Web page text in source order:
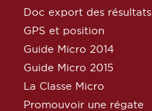
Doc export des résultats
GPS et position
Guide Micro 2014
Guide Micro 2015
La Classe Micro
Promouvoir une régate